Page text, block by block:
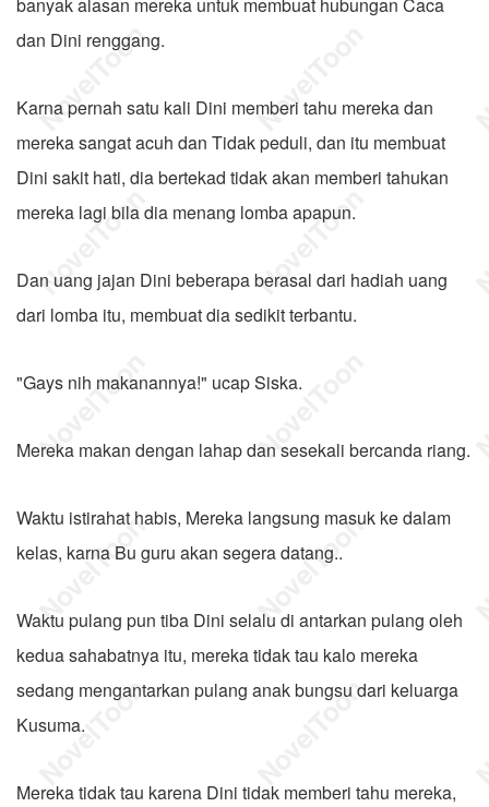
dan Dini renggang.
Karna pernah satu kali Dini memberi tahu mereka dan
mereka sangat acuh dan Tidak peduli, dan itu membuat
Dini sakit hati, dia bertekad tidak akan memberi tahukan
mereka lagi bila dia menang lomba apapun.
Dan uang jajan Dini beberapa berasal dari hadiah uang
dari lomba itu, membuat dia sedikit terbantu.
"Gays nih makanannya!" ucap Siska.
Mereka makan dengan lahap dan sesekali bercanda riang.
Waktu istirahat habis, Mereka langsung masuk ke dalam
kelas, karna Bu guru akan segera datang..
Waktu pulang pun tiba Dini selalu di antarkan pulang oleh
kedua sahabatnya itu, mereka tidak tau kalo mereka
sedang mengantarkan pulang anak bungsu dari keluarga
Kusuma.
Mereka tidak tau karena Dini tidak memberi tahu mereka,